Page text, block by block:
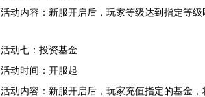
活动内容：新服开启后，玩家等级达到指定等
活动七：投资基金
活动时间：开服起
活动内容：新服开启后，玩家充值指定的基金